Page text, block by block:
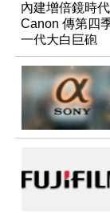
內建增倍鏡時
Canon 傳第四
一代大白巨砲